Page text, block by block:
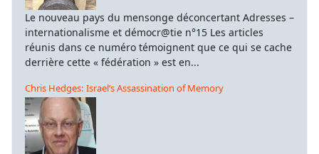
Le nouveau pays du mensonge déconcertant Adresses –
internationalisme et démocr@tie n°15 Les articles
réunis dans ce numéro témoignent que ce qui se cache
derrière cette « fédération » est en...
Chris Hedges: Israel’s Assassination of Memory